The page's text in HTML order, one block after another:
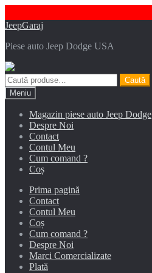
Sari
navigare
Sari
conținut
JeepGaraj
Piese auto Jeep Dodge USA
Caută
după:
Caută
Meniu
Magazin piese auto Jeep Dodge
Despre Noi
Contact
Contul Meu
Cum comand ?
Coș
Prima pagină
Contact
Contul Meu
Coș
Cum comand ?
Despre Noi
Marci Comercializate
Plată